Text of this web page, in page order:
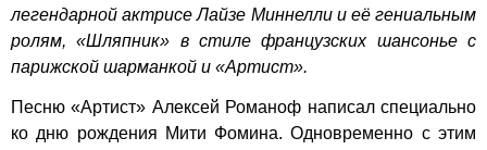
легендарной актрисе Лайзе Миннелли и её гениальным
ролям, «Шляпник» в стиле французских шансонье с
парижской шарманкой и «Артист».
Песню «Артист» Алексей Романоф написал специально
ко дню рождения Мити Фомина. Одновременно с этим